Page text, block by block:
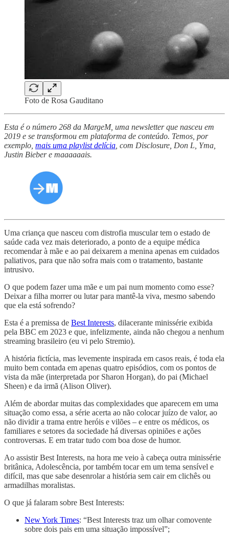
Foto de Rosa Gauditano
Esta é o número 268 da MargeM, uma newsletter que nasceu em
2019 e se transformou em plataforma de conteúdo. Temos, por
exemplo, mais uma playlist delícia , com Disclosure, Don L, Yma,
Justin Bieber e maaaaaais.
Uma criança que nasceu com distrofia muscular tem o estado de
saúde cada vez mais deteriorado, a ponto de a equipe médica
recomendar à mãe e ao pai deixarem a menina apenas em cuidados
paliativos, para que não sofra mais com o tratamento, bastante
intrusivo.
O que podem fazer uma mãe e um pai num momento como esse?
Deixar a filha morrer ou lutar para mantê-la viva, mesmo sabendo
que ela está sofrendo?
Esta é a premissa de Best Interests, dilacerante minissérie exibida
pela BBC em 2023 e que, infelizmente, ainda não chegou a nenhum
streaming brasileiro (eu vi pelo Stremio).
A história fictícia, mas levemente inspirada em casos reais, é toda ela
muito bem contada em apenas quatro episódios, com os pontos de
vista da mãe (interpretada por Sharon Horgan), do pai (Michael
Sheen) e da irmã (Alison Oliver).
Além de abordar muitas das complexidades que aparecem em uma
situação como essa, a série acerta ao não colocar juízo de valor, ao
não dividir a trama entre heróis e vilões – e entre os médicos, os
familiares e setores da sociedade há diversas opiniões e ações
controversas. E em tratar tudo com boa dose de humor.
Ao assistir Best Interests, na hora me veio à cabeça outra minissérie
britânica, Adolescência, por também tocar em um tema sensível e
difícil, mas que sabe desenrolar a história sem cair em clichês ou
armadilhas moralistas.
O que já falaram sobre Best Interests:
New York Times: “Best Interests traz um olhar comovente
sobre dois pais em uma situação impossível”;